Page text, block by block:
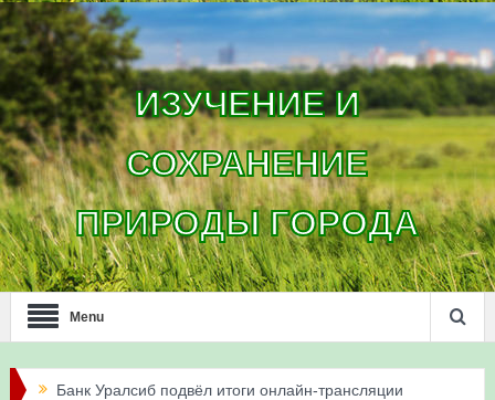
ИЗУЧЕНИЕ И
СОХРАНЕНИЕ
ПРИРОДЫ ГОРОДА
Menu
Банк Уралсиб подвёл итоги онлайн-трансляции